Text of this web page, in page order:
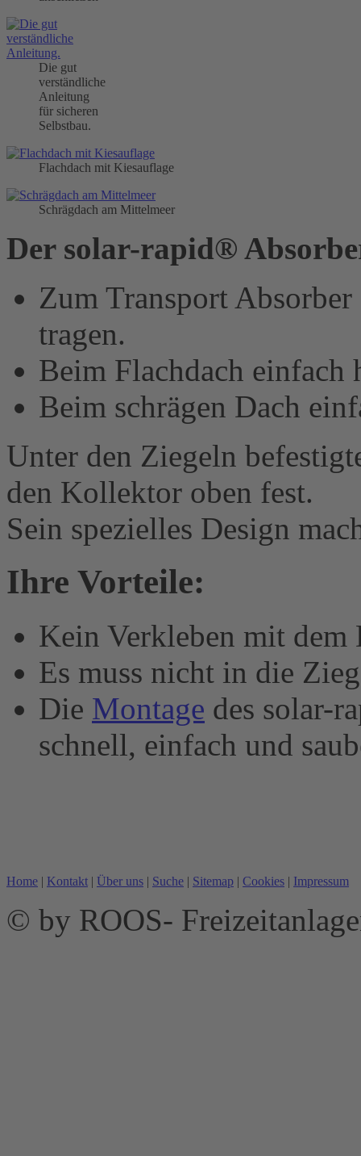
Die gut
verständliche
Anleitung
für sicheren
Selbstbau.
Flachdach mit Kiesauflage
Schrägdach am Mittelmeer
Der solar-rapid®
Zum Transport
tragen.
Beim Flachdach einfach
Beim schrägen Dach
Unter den Ziegeln
den Kollektor oben fest.
Sein spezielles Design
Ihre Vorteile:
Kein Verkleben mit dem
Es muss nicht in die
Die Montage des solar-
schnell, einfach und
Home | Kontakt | Über uns | Suche | Sitemap | Cookies | Impressum
© by ROOS-